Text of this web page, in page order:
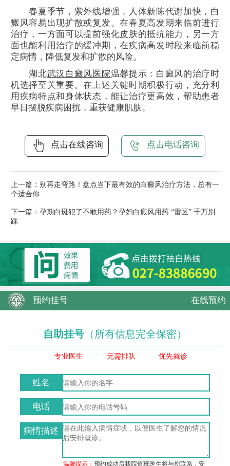
春夏季节，紫外线增强，人体新陈代谢加快，白
癜风容易出现扩散或复发。在春夏高发期来临前进行
治疗，一方面可以提前强化皮肤的抵抗能力，另一方
面也能利用治疗的缓冲期，在疾病高发时段来临前稳
定病情，降低复发和扩散的风险。
湖北武汉白癜风医院温馨提示：白癜风的治疗时
机选择至关重要。在上述关键时期积极行动，充分利
用疾病特点和身体状态，能让治疗更高效，帮助患者
早日摆脱疾病困扰，重获健康肌肤。
点击在线咨询 点击电话咨询
上一篇： 别再走弯路！盘点当下最有效的白癜风治疗方法，总有一
个适合你
下一篇： 孕期白斑犯了不敢用药？孕妇白癜风用药 “雷区” 千万别
踩
预约挂号 在线预约
自助挂号 （所有信息完全保密）
专业医生 无需排队 优先就诊
姓名
电话
病情描述
温馨提示：预约成功后我院值班医生将与您联系，安